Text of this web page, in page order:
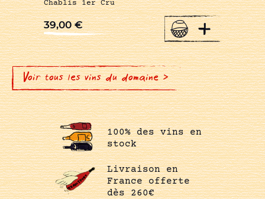
Chablis 1er Cru
39,00€ +
Voir tous les vins du domaine >
100% des vins en
stock
Livraison en
France offerte
dès 260€